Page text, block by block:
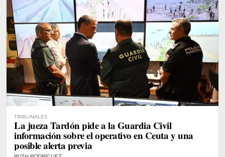
TRIBUNALES
La jueza Tardón pide a la Guardia Civil
información sobre el operativo en Ceuta y una
posible alerta previa